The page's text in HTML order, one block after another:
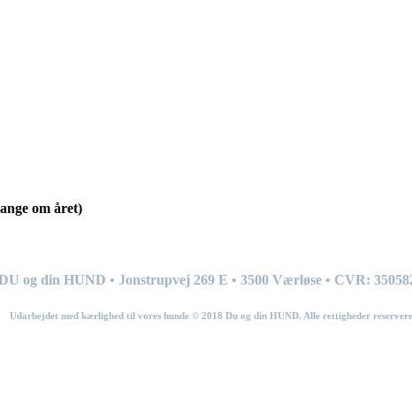
om året)
og din HUND • Jonstrupvej 269 E • 3500 Værløse • CVR:
Udarbejdet med kærlighed til vores hunde © 201 8 Du og din HUND. Alle rettigheder